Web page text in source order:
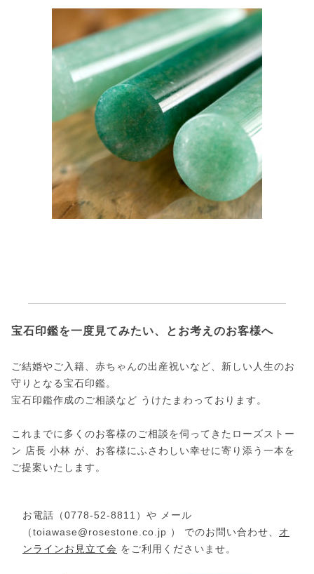
宝石印鑑を一度見てみたい、とお考えのお客様へ
ご結婚やご入籍、赤ちゃんの出産祝いなど、新しい人生のお
守りとなる宝石印鑑。
宝石印鑑作成のご相談など うけたまわっております。
これまでに多くのお客様のご相談を伺ってきたローズストー
ン 店長 小林 が、お客様にふさわしい幸せに寄り添う一本を
ご提案いたします。
お電話（0778-52-8811）や メール
（toiawase@rosestone.co.jp ） でのお問い合わせ、 オ
ンラインお見立て会 をご利用くださいませ。